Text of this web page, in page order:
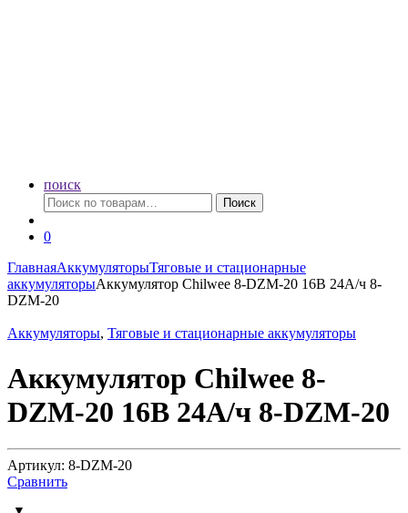
поиск
Искать:
Поиск
0
ГлавнаяАккумуляторыТяговые и стационарные
аккумуляторыАккумулятор Chilwee 8-DZM-20 16В 24А/ч 8-
DZM-20
Аккумуляторы, Тяговые и стационарные аккумуляторы
Аккумулятор Chilwee 8-
DZM-20 16В 24А/ч 8-DZM-20
Артикул: 8-DZM-20
Сравнить